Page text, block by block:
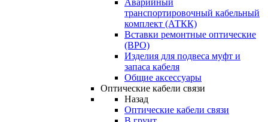
Аварийный
транспортировочный кабельный
комплект (АТКК)
Вставки ремонтные оптические
(ВРО)
Изделия для подвеса муфт и
запаса кабеля
Общие аксессуары
Оптические кабели связи
Назад
Оптические кабели связи